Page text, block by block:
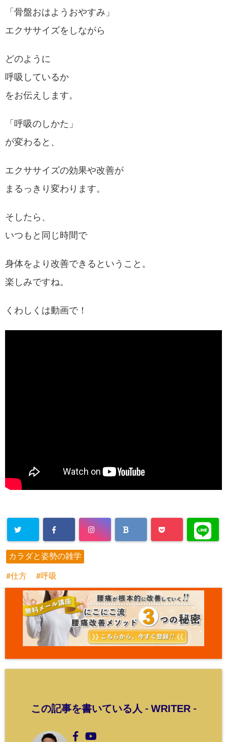
「骨盤おはようおやすみ」
エクササイズをしながら
どのように
呼吸しているか
をお伝えします。
「呼吸のしかた」
が変わると、
エクササイズの効果や改善が
まるっきり変わります。
そしたら、
いつもと同じ時間で
身体をより改善できるということ。
楽しみですね。
くわしくは動画で！
カラダと姿勢の雑学
仕方 呼吸
この記事を書いている人 - WRITER-